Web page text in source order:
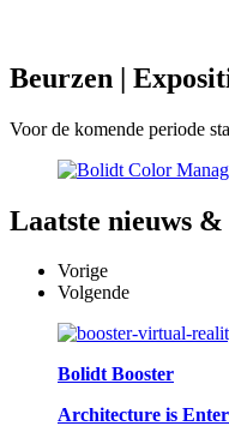
Beurzen |
Voor de komende periode
Laatste nieuws
Vorige
Volgende
Bolidt Booster
Architecture is